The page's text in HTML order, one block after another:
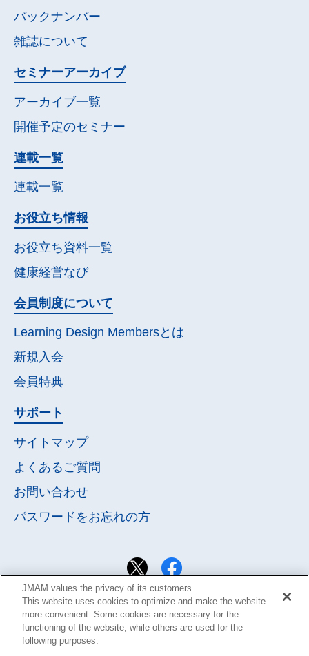
バックナンバー
雑誌について
セミナーアーカイブ
アーカイブ一覧
開催予定のセミナー
連載一覧
連載一覧
お役立ち情報
お役立ち資料一覧
健康経営なび
会員制度について
Learning Design Membersとは
新規入会
会員特典
サポート
サイトマップ
よくあるご質問
お問い合わせ
パスワードをお忘れの方
JMAM values the privacy of its customers.
This website uses cookies to optimize and make the website
more convenient. Some cookies are necessary for the
functioning of the website, while others are used for the
following purposes: